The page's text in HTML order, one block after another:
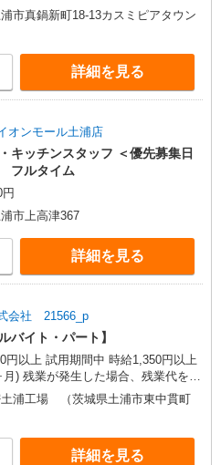
市真鍋新町18-13カスミピアタウン
詳細を見る
オンモール土浦店
キッチンスタッフ ＜優先募集日
フルタイム
市上高津367
詳細を見る
会社 21566_p
バイト・パート】
中 時給1,350円以上
業代を1
支給します。
浦工場 （茨城県土浦市東中貫町
詳細を見る